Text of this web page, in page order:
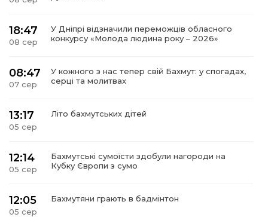
18:47
08 сер
У Дніпрі відзначили переможців обласного
конкурсу «Молода людина року – 2026»
08:47
07 сер
У кожного з нас тепер свій Бахмут: у спогадах,
серці та молитвах
13:17
05 сер
Літо бахмутських дітей
12:14
05 сер
Бахмутські сумоїсти здобули нагороди на
Кубку Європи з сумо
12:05
05 сер
Бахмутяни грають в бадмінтон